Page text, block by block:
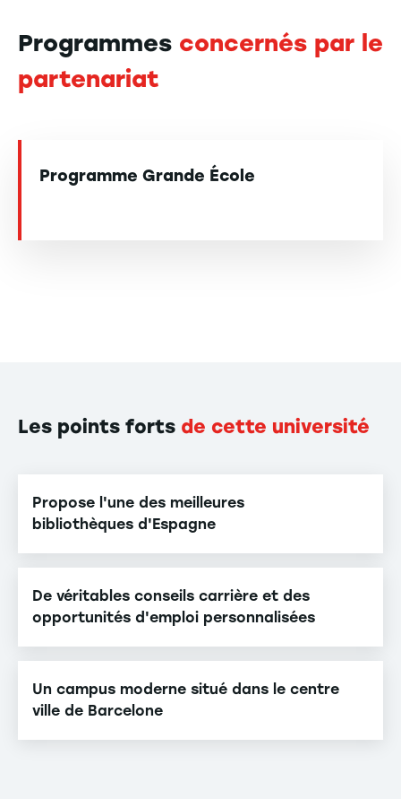
Programmes concernés par le
partenariat
Programme Grande École
Les points forts de cette université
Propose l'une des meilleures
bibliothèques d'Espagne
De véritables conseils carrière et des
opportunités d'emploi personnalisées
Un campus moderne situé dans le centre
ville de Barcelone